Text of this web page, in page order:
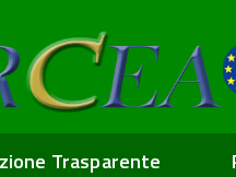
Trasparente